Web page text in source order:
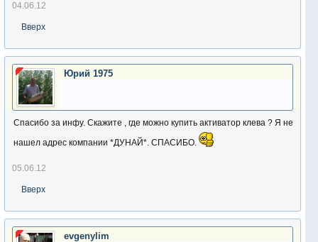
04.06.12
Вверх
Юрий 1975
Спасибо за инфу. Скажите , где можно купить активатор клева ? Я не
нашел адрес компании *ДУНАЙ*. СПАСИБО.
05.06.12
Вверх
evgenylim